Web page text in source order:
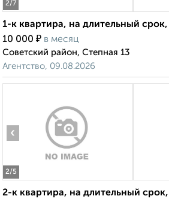
2/7
1-к квартира, на длительный
10 000 ₽ в месяц
Советский район, Степная 13
Агентство, 09.08.2026
2/5
‹
2-к квартира, на длительный